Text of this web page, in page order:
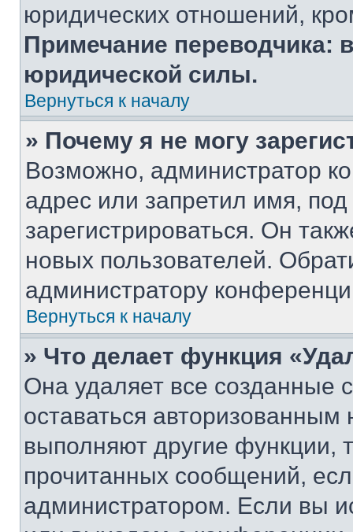
юридических отношений,
Примечание переводчика:
юридической силы.
Вернуться к началу
» Почему я не могу
Возможно, администратор
адрес или запретил имя,
зарегистрироваться. Он
новых пользователей.
администратору
Вернуться к началу
» Что делает функция
Она удаляет все созданные
оставаться
выполняют другие функции,
прочитанных сообщений,
администратором. Если вы